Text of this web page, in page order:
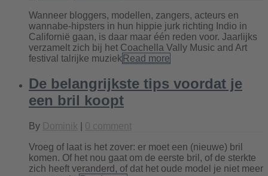
Wanneer bloggers, modellen, zangers, acteurs en
wannabe-hipsters in hun hippie jurk richting Indio in
Californië gaan, is daar maar één reden voor. Jaarlijks
verzamelt zich bij het Coachella Vally Music and Art
festival talrijke muziek Read more
De belangrijkste tips voordat je
een bril koopt
By Dominik 0 comment
Vroeg of laat is het zover: er moet een (nieuwe) bril
komen. Of het nou gaat om de eerste bril, of de sterkte
zich heeft veranderd, of dat het oude model je niet meer